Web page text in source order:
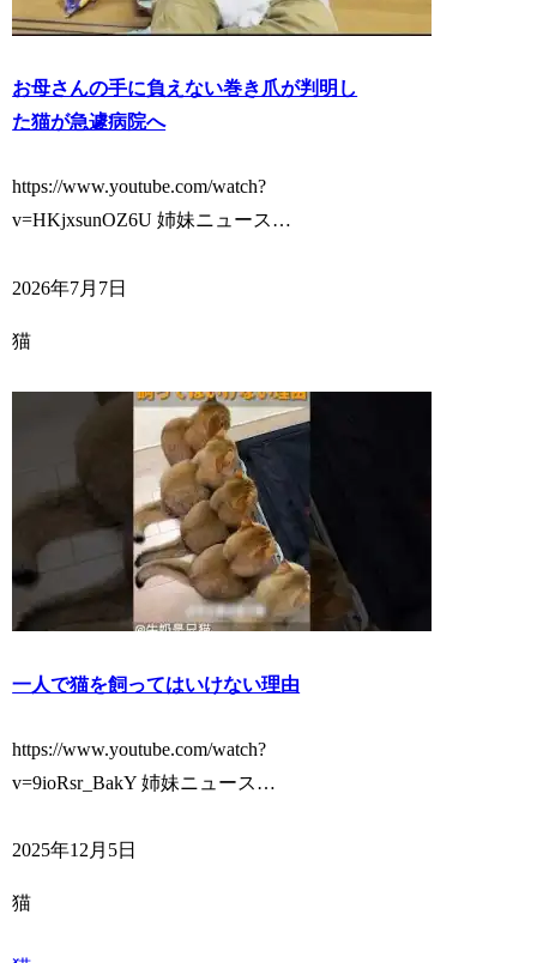
お母さんの手に負えない巻き爪が判明し
た猫が急遽病院へ
https://www.youtube.com/watch?
v=HKjxsunOZ6U 姉妹ニュース…
2026年7月7日
猫
一人で猫を飼ってはいけない理由
https://www.youtube.com/watch?
v=9ioRsr_BakY 姉妹ニュース…
2025年12月5日
猫